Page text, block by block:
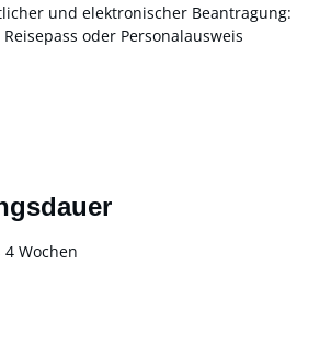
und elektronischer Beantragung:
oder Personalausweis
Wochen